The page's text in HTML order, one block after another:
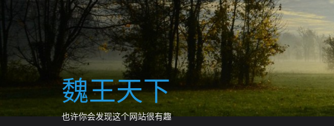
魏王天下
也许你会发现这个网站很有趣